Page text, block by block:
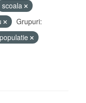
scoala
Grupuri:
populatie